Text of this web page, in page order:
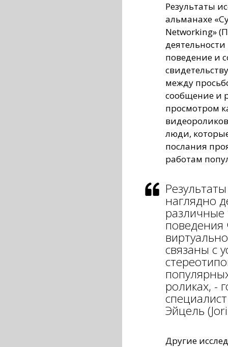
Результаты
альманахе
Networking»
деятельности
поведение и
между
сообщение и
просмотром
люди,
послания
работам
наглядно
различные
поведения
связаны с
роликах, -
Эйцель
Другие